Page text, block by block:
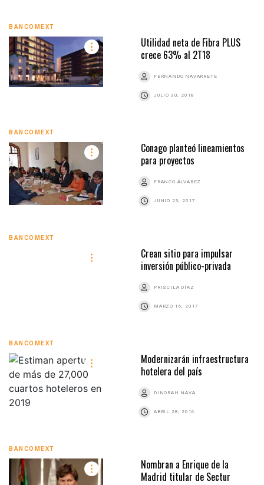
BANCOMEXT
Utilidad neta de Fibra PLUS
crece 63% al 2T18
FERNANDO NAVARRETE
JULIO 30, 2018
BANCOMEXT
Conago planteó lineamientos
para proyectos
FRANCO ÁLVAREZ
JUNIO 23, 2017
BANCOMEXT
Crean sitio para impulsar
inversión público-privada
PRISCILA DÍAZ
MARZO 16, 2017
BANCOMEXT
Modernizarán infraestructura
hotelera del país
DINORAH NAVA
ABRIL 28, 2016
BANCOMEXT
Nombran a Enrique de la
Madrid titular de Sectur